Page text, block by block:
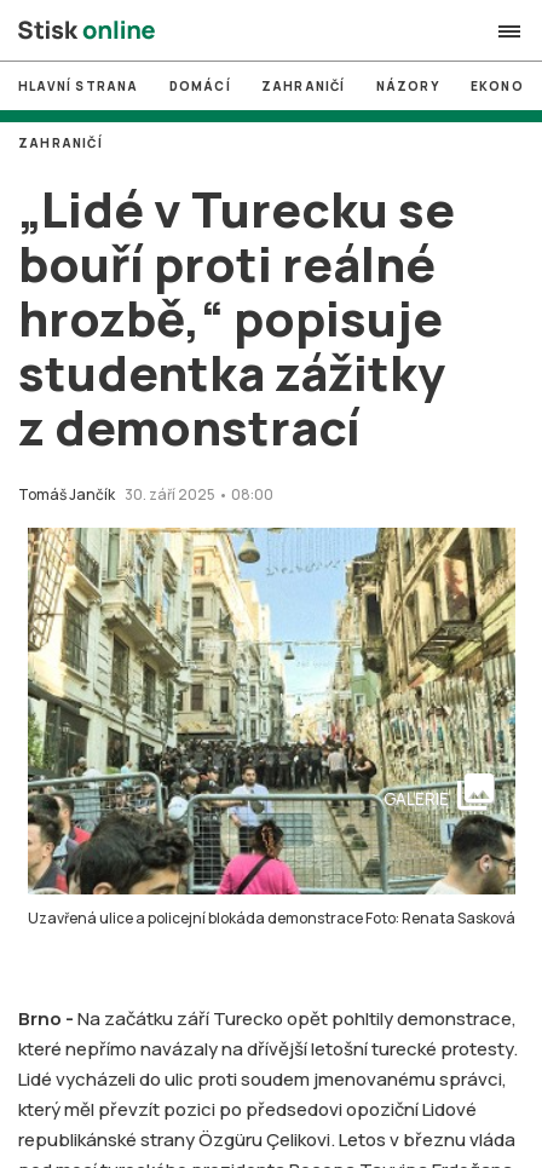
search
# MUNI
Brno
# volby
login PŘIHLÁSIT SE
Zapomněli jste heslo?
HLAVNÍ STRANA DOMÁCÍ ZAHRANIČÍ NÁZORY
„Lidé v Turecku se
bouří proti reálné
hrozbě,“ popisuje
studentka zážitky
z demonstrací
Tomáš Jančík 30. září 2025 • 08:00
ZAHRANIČÍ
Uzavřená ulice a policejní blokáda demonstrace Foto: Renata Sasková
GALERIE collections
Brno -Na začátku září Turecko opět pohltily demonstrace,
které nepřímo navázaly na dřívější letošní turecké protesty.
Lidé vycházeli do ulic proti soudem jmenovanému správci,
který měl převzít pozici po předsedovi opoziční Lidové
republikánské strany Özgüru Çelikovi. Letos v březnu vláda